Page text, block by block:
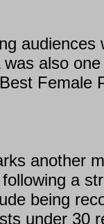
audiences
also
Female
another
a
being
under 30